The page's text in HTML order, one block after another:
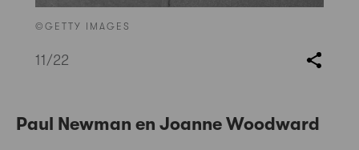
©GETTY IMAGES
11 /22
Paul Newman en Joanne Woodward